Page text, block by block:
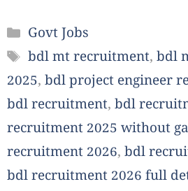
Categories
Govt Jobs
Tags
bdl mt recruitment,bdl
2025, bdl project engineer
bdl recruitment, bdl
recruitment 2025 without
recruitment 2026, bdl
bdl recruitment 2026 full